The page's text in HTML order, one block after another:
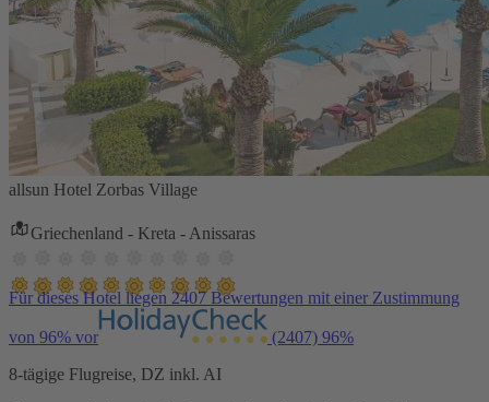
allsun Hotel Zorbas Village
Griechenland - Kreta - Anissaras
Für dieses Hotel liegen 2407 Bewertungen mit einer Zustimmung
von 96% vor (2407) 96%
8-tägige Flugreise, DZ inkl. AI